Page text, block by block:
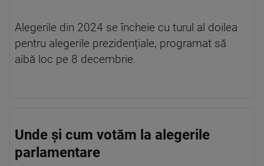
Alegerile din 2024 se încheie cu turul al doilea
pentru alegerile prezidențiale, programat să
aibă loc pe 8 decembrie.
Unde și cum votăm la alegerile
parlamentare